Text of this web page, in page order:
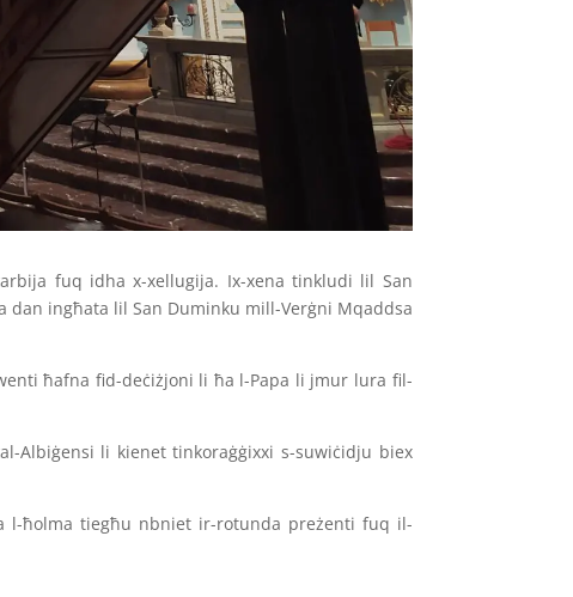
fuq idha x-xellugija. Ix-xena tinkludi lil San
dan ingħata lil San Duminku mill-Verġni Mqaddsa
ħafna fid-deċiżjoni li ħa l-Papa li jmur lura fil-
Albiġensi li kienet tinkoraġġixxi s-suwiċidju biex
l-ħolma tiegħu nbniet ir-rotunda preżenti fuq il-